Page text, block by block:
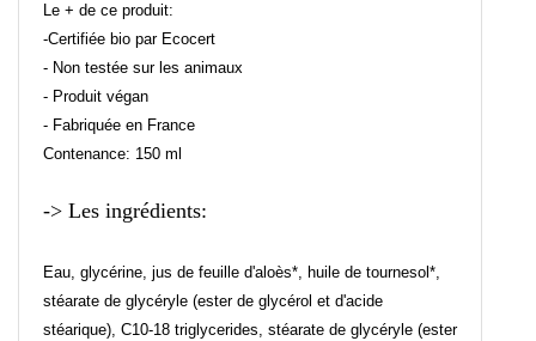
Le + de ce produit:
-Certifiée bio par Ecocert
- Non testée sur les animaux
- Produit végan
- Fabriquée en France
Contenance: 150 ml
-> Les ingrédients:
Eau, glycérine, jus de feuille d'aloès*, huile de tournesol*,
stéarate de glycéryle (ester de glycérol et d'acide
stéarique), C10-18 triglycerides, stéarate de glycéryle (ester